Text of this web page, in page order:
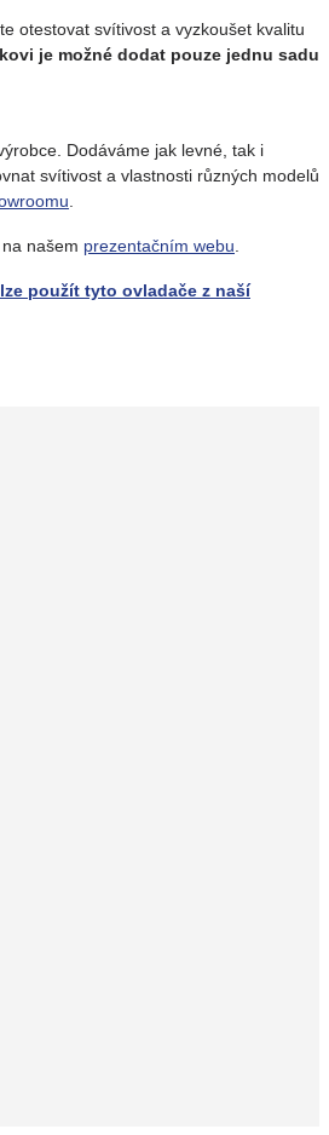
otestovat svítivost a vyzkoušet kvalitu
je možné dodat pouze jednu sadu
Dodáváme jak levné, tak i
svítivost a vlastnosti různých modelů
našem prezentačním webu
použít tyto ovladače z naší